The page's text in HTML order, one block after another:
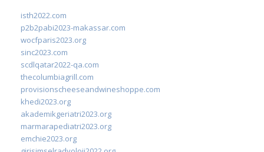
isth2022.com
p2b2pabi2023-makassar.com
wocfparis2023.org
sinc2023.com
scdlqatar2022-qa.com
thecolumbiagrill.com
provisionscheeseandwineshoppe.com
khedi2023.org
akademikgeriatri2023.org
marmarapediatri2023.org
emchie2023.org